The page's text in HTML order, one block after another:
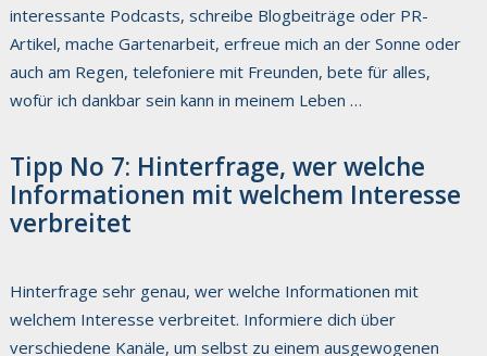
interessante Podcasts, schreibe Blogbeiträge oder PR-
Artikel, mache Gartenarbeit, erfreue mich an der Sonne oder
auch am Regen, telefoniere mit Freunden, bete für alles,
wofür ich dankbar sein kann in meinem Leben …
Tipp No 7: Hinterfrage, wer welche
Informationen mit welchem Interesse
verbreitet
Hinterfrage sehr genau, wer welche Informationen mit
welchem Interesse verbreitet. Informiere dich über
verschiedene Kanäle, um selbst zu einem ausgewogenen